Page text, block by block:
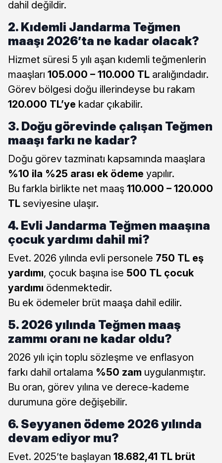
dahil değildir.
2. Kıdemli Jandarma Teğmen
maaşı 2026’ta ne kadar olacak?
Hizmet süresi 5 yılı aşan kıdemli teğmenlerin
maaşları 105.000 – 110.000 TL aralığındadır.
Görev bölgesi doğu illerindeyse bu rakam
120.000 TL’ye kadar çıkabilir.
3. Doğu görevinde çalışan Teğmen
maaşı farkı ne kadar?
Doğu görev tazminatı kapsamında maaşlara
%10 ila %25 arası ek ödeme yapılır.
Bu farkla birlikte net maaş 110.000 – 120.000
TL seviyesine ulaşır.
4. Evli Jandarma Teğmen maaşına
çocuk yardımı dahil mi?
Evet. 2026 yılında evli personele 750 TL eş
yardımı, çocuk başına ise 500 TL çocuk
yardımı ödenmektedir.
Bu ek ödemeler brüt maaşa dahil edilir.
5. 2026 yılında Teğmen maaş
zammı oranı ne kadar oldu?
2026 yılı için toplu sözleşme ve enflasyon
farkı dahil ortalama %50 zam uygulanmıştır.
Bu oran, görev yılına ve derece-kademe
durumuna göre değişebilir.
6. Seyyanen ödeme 2026 yılında
devam ediyor mu?
Evet. 2025’te başlayan 18.682,41 TL brüt